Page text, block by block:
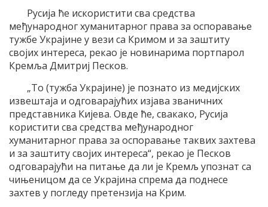
Русија ће искористити сва средства
међународног хуманитарног права за оспоравање
тужбе Украјине у вези са Кримом и за заштиту
својих интереса, рекао је новинарима портпарол
Кремља Дмитриј Песков.
„То (тужба Украјине) је познато из медијских
извештаја и одговарајућих изјава званичних
представника Кијева. Овде ће, свакако, Русија
користити сва средства међународног
хуманитарног права за оспоравање таквих захтева
и за заштиту својих интереса“, рекао је Песков
одговарајући на питање да ли је Кремљ упознат са
чињеницом да се Украјина спрема да поднесе
захтев у погледу претензија на Крим.